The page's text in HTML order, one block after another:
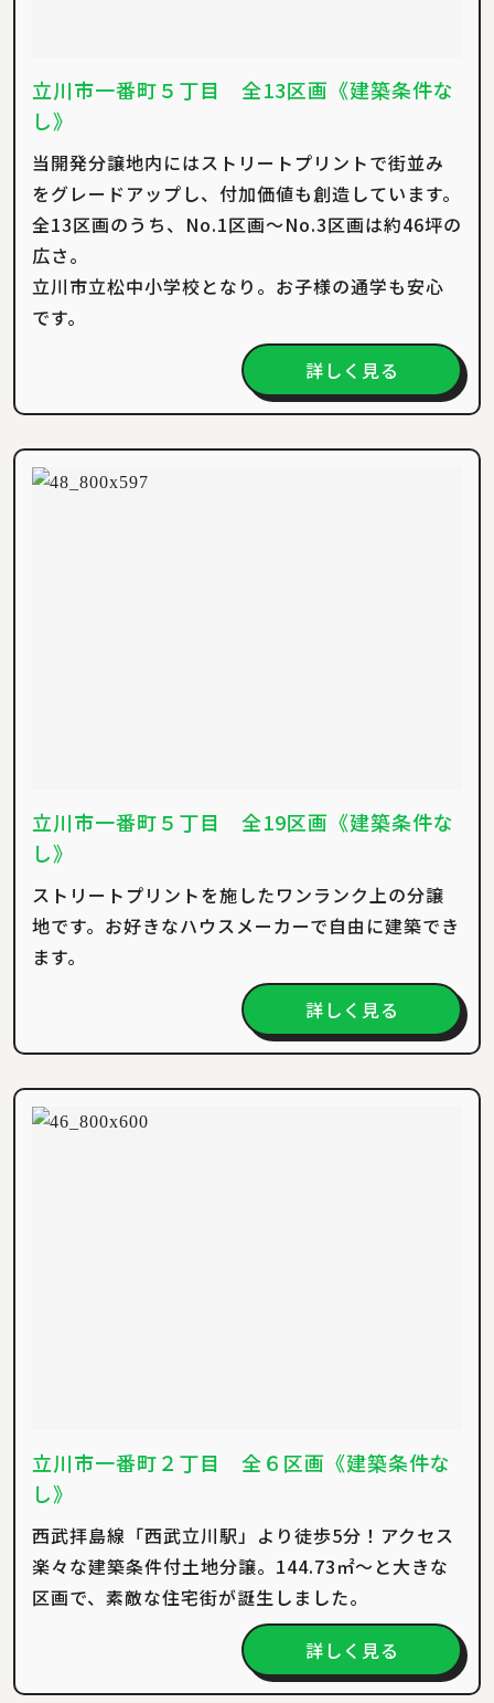
立川市一番町５丁目 全13区画《建築条件な
し》
当開発分譲地内にはストリートプリントで街並み
をグレードアップし、付加価値も創造しています。
全13区画のうち、No.1区画～No.3区画は約46坪の
広さ。
立川市立松中小学校となり。お子様の通学も安心
です。
詳しく見る
立川市一番町５丁目 全19区画《建築条件な
し》
ストリートプリントを施したワンランク上の分譲
地です。お好きなハウスメーカーで自由に建築でき
ます。
詳しく見る
立川市一番町２丁目 全６区画《建築条件な
し》
西武拝島線「西武立川駅」より徒歩5分！アクセス
楽々な建築条件付土地分譲。144.73㎡～と大きな
区画で、素敵な住宅街が誕生しました。
詳しく見る